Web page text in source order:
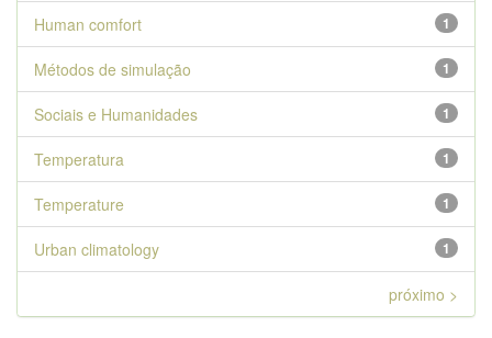
1
Human comfort
1
Métodos de simulação
1
Sociais e Humanidades
1
Temperatura
1
Temperature
1
Urban climatology
próximo >